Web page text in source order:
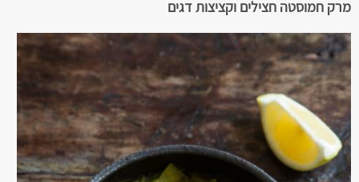
מרק חמוסטה חצילים וקציצות דגים